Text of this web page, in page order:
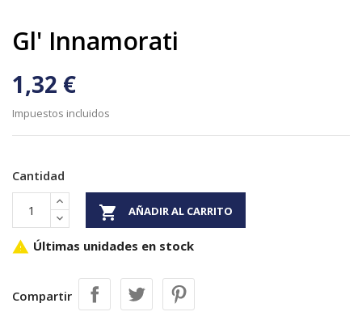
Gl' Innamorati
1,32 €
Impuestos incluidos
Cantidad
 AÑADIR AL CARRITO
 Últimas unidades en stock
Compartir